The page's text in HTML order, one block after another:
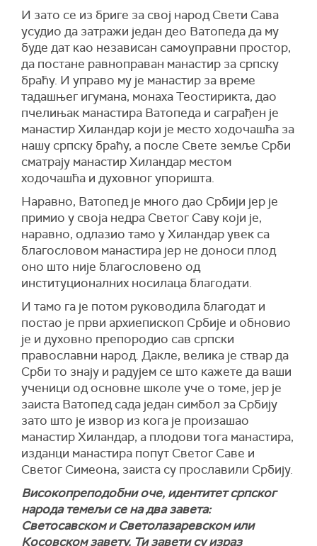
И зато се из бриге за свој народ Свети Сава
усудио да затражи један део Ватопеда да му
буде дат као независан самоуправни простор,
да постане равноправан манастир за српску
браћу. И управо му је манастир за време
тадашњег игумана, монаха Теостирикта, дао
пчелињак манастира Ватопеда и саграђен је
манастир Хиландар који је место ходочашћа за
нашу српску браћу, а после Свете земље Срби
сматрају манастир Хиландар местом
ходочашћа и духовног упоришта.
Наравно, Ватопед је много дао Србији јер је
примио у своја недра Светог Саву који је,
наравно, одлазио тамо у Хиландар увек са
благословом манастира јер не доноси плод
оно што није благословено од
институционалних носилаца благодати.
И тамо га је потом руководила благодат и
постао је први архиепископ Србије и обновио
је и духовно препородио сав српски
православни народ. Дакле, велика је ствар да
Срби то знају и радујем се што кажете да ваши
ученици од основне школе уче о томе, јер је
заиста Ватопед сада један симбол за Србију
зато што је извор из кога је произашао
манастир Хиландар, а плодови тога манастира,
изданци манастира попут Светог Саве и
Светог Симеона, заиста су прославили Србију.
Високопреподобни оче, идентитет српског
народа темељи се на два завета:
Светосавском и Светолазаревском или
Косовском завету. Ти завети су израз